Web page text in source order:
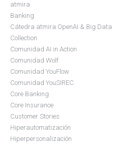
atmira
Banking
Cátedra atmira OpenAI & Big Data
Collection
Comunidad AI in Action
Comunidad Wolf
Comunidad YouFlow
Comunidad YouSIREC
Core Banking
Core Insurance
Customer Stories
Hiperautomatización
Hiperpersonalización